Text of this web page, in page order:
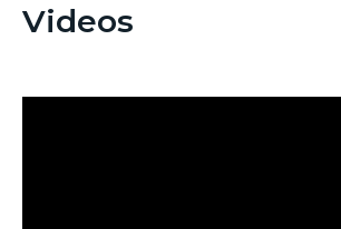
Videos